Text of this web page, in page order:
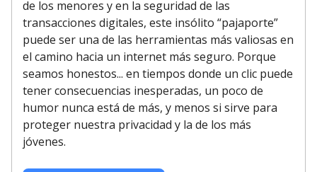
de los menores y en la seguridad de las
transacciones digitales, este insólito “pajaporte”
puede ser una de las herramientas más valiosas en
el camino hacia un internet más seguro. Porque
seamos honestos... en tiempos donde un clic puede
tener consecuencias inesperadas, un poco de
humor nunca está de más, y menos si sirve para
proteger nuestra privacidad y la de los más
jóvenes.